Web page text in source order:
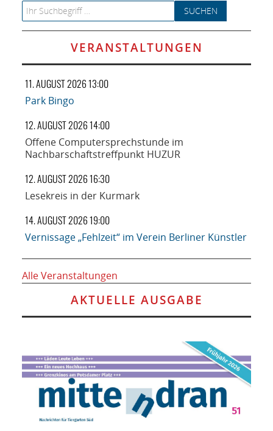
Search for:
VERANSTALTUNGEN
11. AUGUST 2026 13:00
Park Bingo
12. AUGUST 2026 14:00
Offene Computersprechstunde im
Nachbarschaftstreffpunkt HUZUR
12. AUGUST 2026 16:30
Lesekreis in der Kurmark
14. AUGUST 2026 19:00
Vernissage „Fehlzeit“ im Verein Berliner Künstler
Alle Veranstaltungen
AKTUELLE AUSGABE